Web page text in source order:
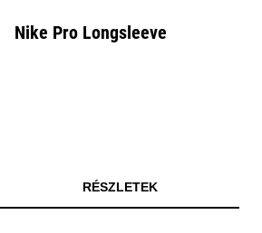
Nike Pro Longsleeve
RÉSZLETEK